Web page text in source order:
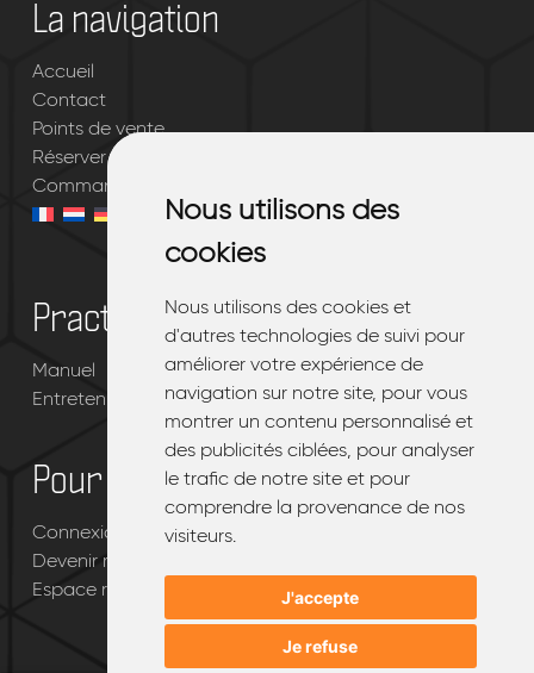
Nous utilisons des
cookies
Nous utilisons des cookies et
d'autres technologies de suivi pour
améliorer votre expérience de
navigation sur notre site, pour vous
montrer un contenu personnalisé et
des publicités ciblées, pour analyser
le trafic de notre site et pour
comprendre la provenance de nos
visiteurs.
J'accepte
Je refuse
Nous utilisons des
cookies
Nous utilisons des cookies et
d'autres technologies de suivi pour
améliorer votre expérience de
navigation sur notre site, pour vous
montrer un contenu personnalisé et
des publicités ciblées, pour analyser
le trafic de notre site et pour
comprendre la provenance de nos
visiteurs.
J'accepte
Je refuse
La navigation
Accueil
Contact
Points de vente
Réserver votre essai gratuit
Commander mon EMQ®
Practique
Manuel
Entretenir votre EMQ®
Pour les revendeurs
Connexion portail revendeur EMQ®
Devenir revendeur d’EMQ®
Espace revendeur